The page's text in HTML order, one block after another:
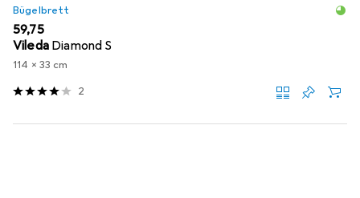
Bügelbrett
EUR
59,75
Vileda Diamond S
114 x 33 cm
2